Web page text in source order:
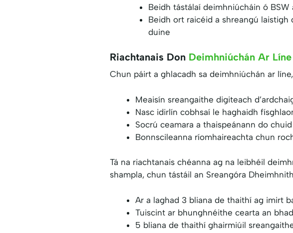
Beidh tástálaí deimhniúcháin ó
Beidh ort raicéid a shreangú
duine
Riachtanais Don Deimhniúchán Ar Líne
Chun páirt a ghlacadh sa deimhniúchán ar
Meaisín sreangaithe digiteach
Nasc idirlín cobhsaí le haghaidh
Socrú ceamara a thaispeánann do
Bonnscileanna ríomhaireachta chun
Tá na riachtanais chéanna ag na leibhéil
shampla, chun tástáil an Sreangóra
Ar a laghad 3 bliana de thaithí ag imirt
Tuiscint ar bhunghnéithe cearta an
5 bliana de thaithí ghairmiúil